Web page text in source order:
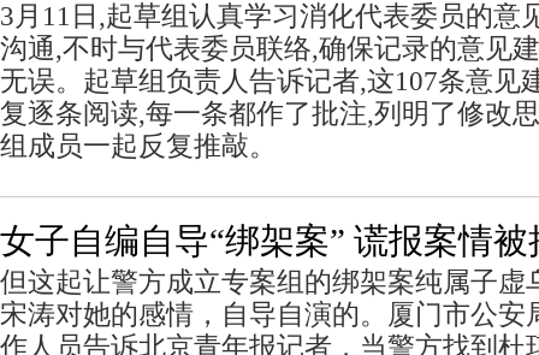
3月11日,起草组认真学习消化代表委员的意
沟通,不时与代表委员联络,确保记录的意见
无误。起草组负责人告诉记者,这107条意见
复逐条阅读,每一条都作了批注,列明了修改
组成员一起反复推敲。
女子自编自导“绑架案” 谎报案情被
但这起让警方成立专案组的绑架案纯属子虚
宋涛对她的感情，自导自演的。厦门市公安
作人员告诉北京青年报记者，当警方找到杜